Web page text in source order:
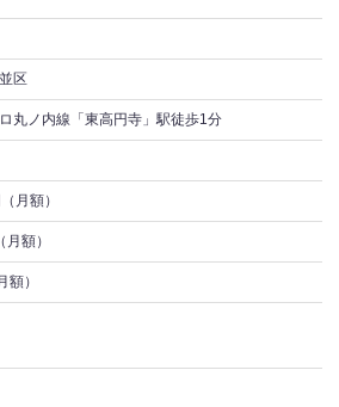
区
丸ノ内線「東高円寺」駅徒歩1分
月額）
額）
額）